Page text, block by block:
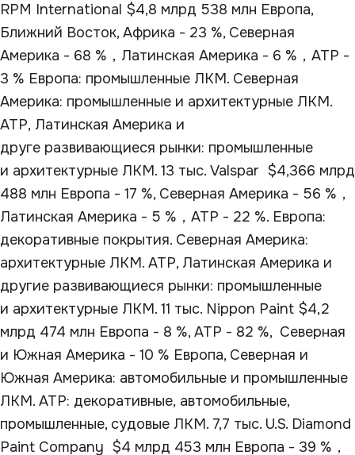
RPM International $4,8 млрд 538 млн Европа,
Ближний Восток, Африка - 23 %, Северная
Америка - 68 %，Латинская Америка - 6 %，АТР -
3 % Европа: промышленные ЛКМ. Северная
Америка: промышленные и архитектурные ЛКМ.
АТР, Латинская Америка и
друге развивающиеся рынки: промышленные
и архитектурные ЛКМ. 13 тыс. Valspar $4,366 млрд
488 млн Европа - 17 %, Северная Америка - 56 %，
Латинская Америка - 5 %，АТР - 22 %. Европа:
декоративные покрытия. Северная Америка:
архитектурные ЛКМ. АТР, Латинская Америка и
другие развивающиеся рынки: промышленные
и архитектурные ЛКМ. 11 тыс. Nippon Paint $4,2
млрд 474 млн Европа - 8 %, АТР - 82 %, Северная
и Южная Америка - 10 % Европа, Северная и
Южная Америка: автомобильные и промышленные
ЛКМ. АТР: декоративные, автомобильные,
промышленные, судовые ЛКМ. 7,7 тыс. U.S. Diamond
Paint Company $4 млрд 453 млн Европа - 39 %，